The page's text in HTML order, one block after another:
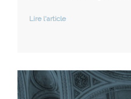
Lire l'article